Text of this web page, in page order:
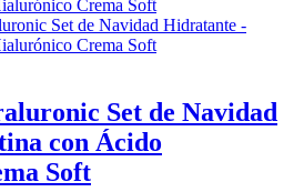
Set de Navidad
con Ácido
Soft